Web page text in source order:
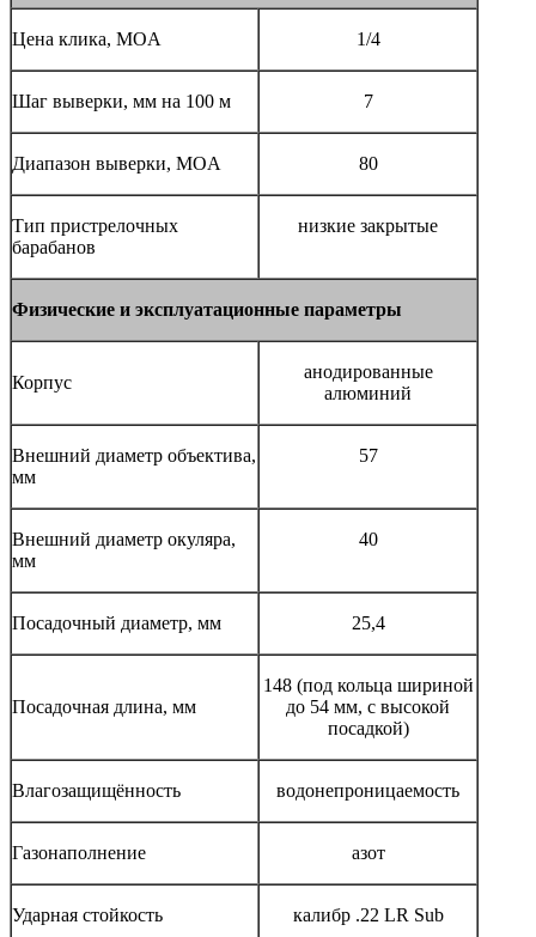
Цена клика, MOA 1/4
Шаг выверки, мм на 100 м 7
Диапазон выверки, MOA 80
Тип пристрелочных
барабанов
низкие закрытые
Физические и эксплуатационные параметры
Корпус
анодированные
алюминий
Внешний диаметр объектива,
мм
57
Внешний диаметр окуляра,
мм
40
Посадочный диаметр, мм 25,4
Посадочная длина, мм
148 (под кольца шириной
до 54 мм, с высокой
посадкой)
Влагозащищённость водонепроницаемость
Газонаполнение азот
Ударная стойкость калибр .22 LR Sub